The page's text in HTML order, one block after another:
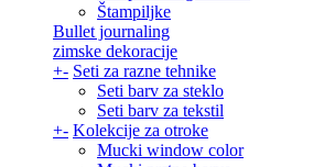
Štampiljke
Bullet journaling
zimske dekoracije
+- Seti za razne tehnike
Seti barv za steklo
Seti barv za tekstil
+- Kolekcije za otroke
Mucki window color